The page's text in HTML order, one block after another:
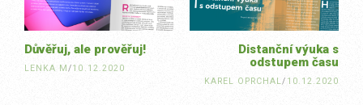
Distanční výuka s
odstupem času
KAREL OPRCHAL/ 10.12.2020
Důvěřuj, ale prověřuj!
LENKA M/10.12.2020